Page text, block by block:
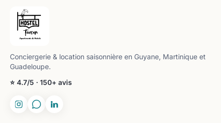
Conciergerie & location saisonnière en Guyane, Martinique et
Guadeloupe.
⭐ 4.7/5 · 150+ avis